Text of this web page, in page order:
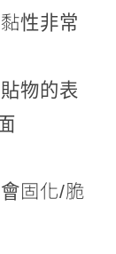
性非常
物的表
固化/脆